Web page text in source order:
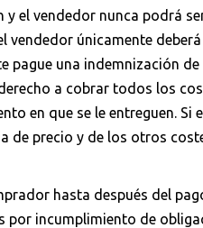
el vendedor nunca podrá
únicamente
una indemnización
a cobrar todos los
en que se le entreguen.
precio y de los otros
hasta después del
incumplimiento de